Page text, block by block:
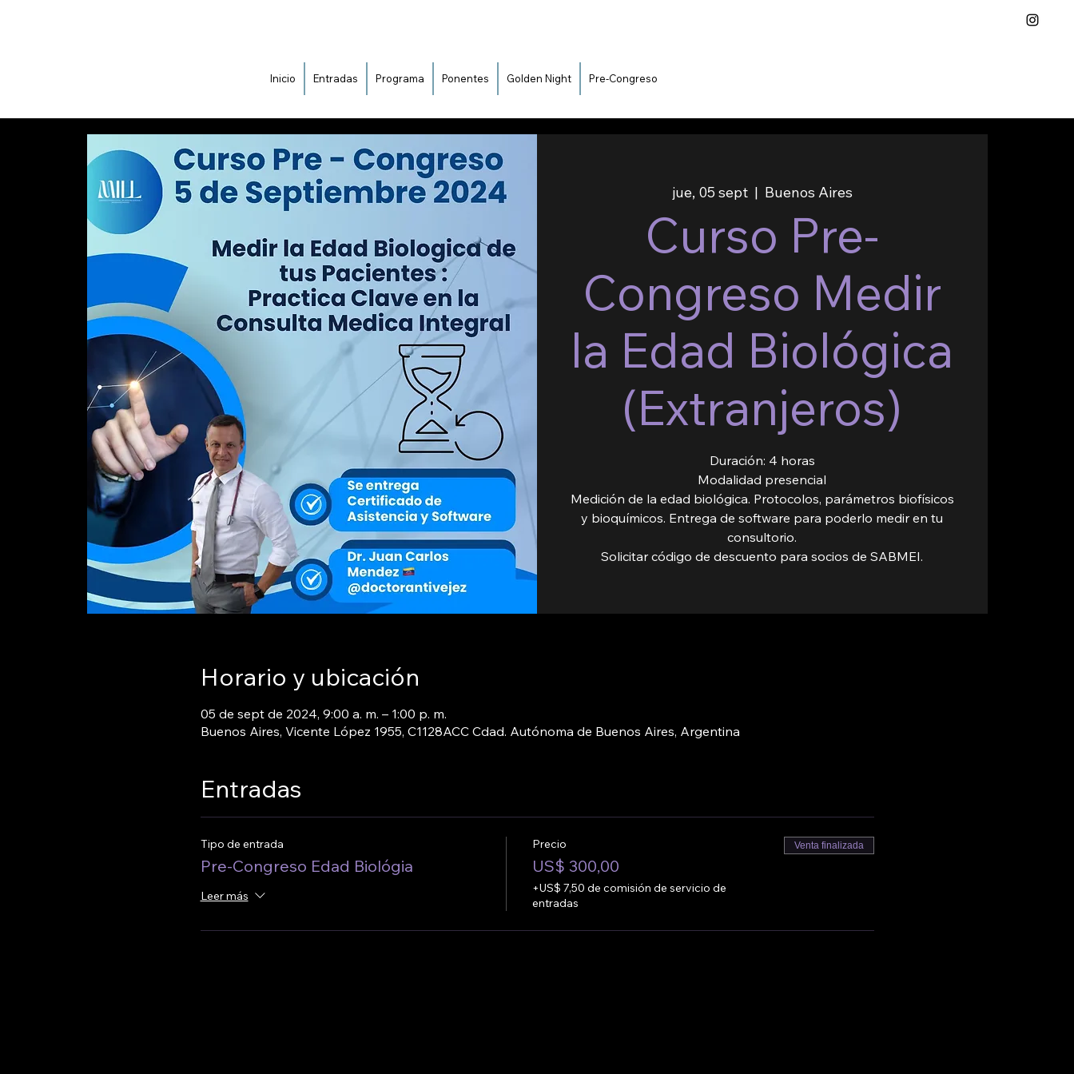
Inicio Entradas Programa Ponentes Golden Night Pre-Congreso
jue, 05 sept
  |
Buenos Aires
Curso Pre-
Congreso Medir
la Edad Biológica
(Extranjeros)
Duración: 4 horas
Modalidad presencial
Medición de la edad biológica. Protocolos, parámetros biofísicos
y bioquímicos. Entrega de software para poderlo medir en tu
consultorio.
Solicitar código de descuento para socios de SABMEI.
Horario y ubicación
05 de sept de 2024, 9:00 a. m. – 1:00 p. m.
Buenos Aires, Vicente López 1955, C1128ACC Cdad. Autónoma de Buenos Aires, Argentina
Entradas
Tipo de entrada
Pre-Congreso Edad Biológia
Leer más
Precio
US$ 300,00
+US$ 7,50 de comisión de servicio de
entradas
Venta finalizada